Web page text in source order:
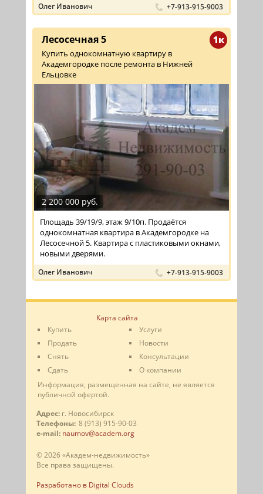
Олег Иванович +7-913-915-9003
1к
Лесосечная 5
Купить однокомнатную квартиру в
Академгородке после ремонта в Нижней
Ельцовке
2 200 000 руб.
Площадь 39/19/9, этаж 9/10п. Продаётся
однокомнатная квартира в Академгородке на
Лесосечной 5. Квартира с пластиковыми окнами,
новыми дверями.
Олег Иванович +7-913-915-9003
Карта сайта
Купить
Продать
Снять
Сдать
Услуги
Новости
Консультации
О компании
Информация, размещенная на сайте, не является
публичной офертой.
Адрес: г. Новосибирск
Телефоны: 8 (913) 915-90-03
e-mail: naumov@academ.org
© 2026 «Академ-недвижимость»
Все права защищены.
Разработано в Digital Clouds